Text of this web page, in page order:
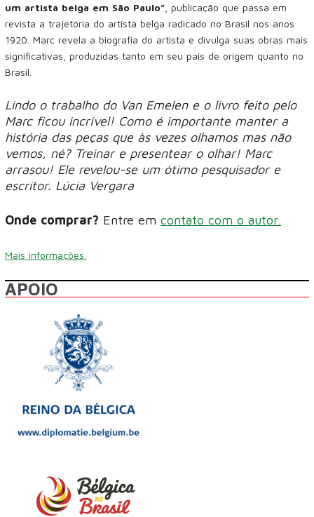
um artista belga em São Paulo” , publicação que passa em
revista a trajetória do artista belga radicado no Brasil nos anos
1920. Marc revela a biografia do artista e divulga suas obras mais
significativas, produzidas tanto em seu país de origem quanto no
Brasil.
Lindo o trabalho do Van Emelen e o livro feito pelo
Marc ficou incrível! Como é importante manter a
história das peças que às vezes olhamos mas não
vemos, né? Treinar e presentear o olhar! Marc
arrasou! Ele revelou-se um ótimo pesquisador e
escritor. Lúcia Vergara
Onde comprar? Entre em contato com o autor.
Mais informações.
APOIO